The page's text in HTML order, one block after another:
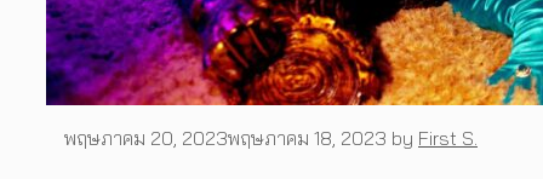
พฤษภาคม 20, 2023พฤษภาคม 18, 2023 by First S.